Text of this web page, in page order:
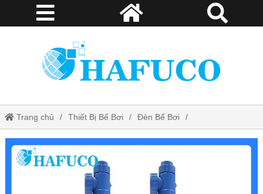
Trang chủ Thiết Bị Bể Bơi Đèn Bể Bơi
Đèn Blue Lagoon UV-C